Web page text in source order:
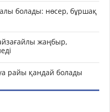
болады: нөсер, бұршақ
жаңбыр,
райы қандай болады